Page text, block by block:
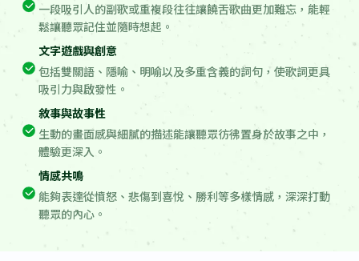
一段吸引人的副歌或重複段往往讓饒舌歌曲更加難忘，能輕
鬆讓聽眾記住並隨時想起。
文字遊戲與創意
包括雙關語、隱喻、明喻以及多重含義的詞句，使歌詞更具
吸引力與啟發性。
敘事與故事性
生動的畫面感與細膩的描述能讓聽眾彷彿置身於故事之中，
體驗更深入。
情感共鳴
能夠表達從憤怒、悲傷到喜悅、勝利等多樣情感，深深打動
聽眾的內心。